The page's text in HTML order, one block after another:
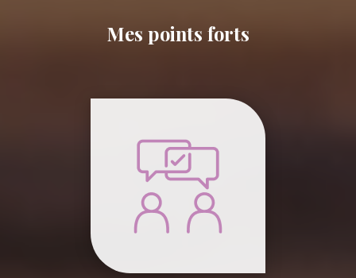
Mes points forts